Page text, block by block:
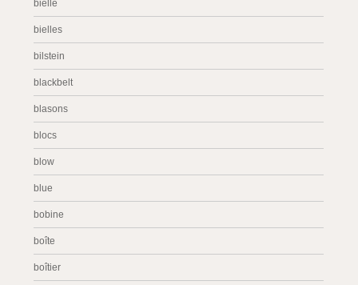
bielle
bielles
bilstein
blackbelt
blasons
blocs
blow
blue
bobine
boîte
boîtier